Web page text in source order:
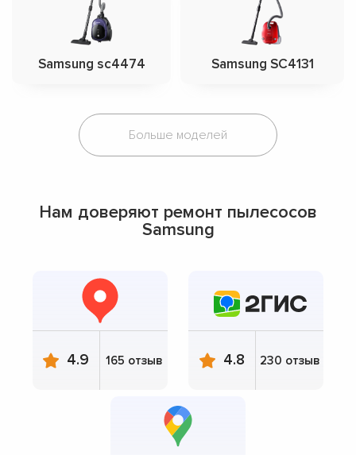
Samsung sc4474 Samsung SC4131
Больше моделей
Нам доверяют ремонт пылесосов
Samsung
4.9 165 отзыв 4.8 230 отзыв